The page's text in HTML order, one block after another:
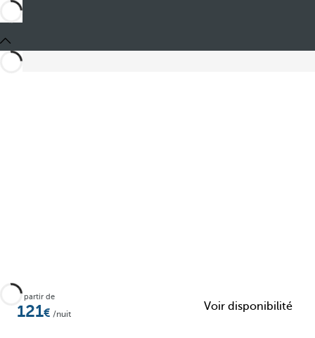
Partager
Ajouter aux favoris
À partir de
121 /nuit
Voir disponibilité